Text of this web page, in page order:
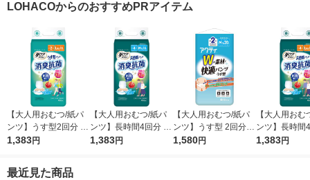
ク) 大容量 ユニ・チャージのお届け オリジ
ク×28枚入）エリエー
LOHACOからのおすすめPRアイテム
【大人用おむつ/紙パ
ンツ】うす型2回分 L-
LL 消臭抗菌 肌ケアア
1,383円
【大人用おむつ/紙パ
ンツ】長時間4回分 M-
L 消臭抗菌 肌ケアア
1,383円
【大人用おむつ/紙パ
ンツ】うす型 2回分 M
-L Wの素材で快適パ
1,580円
【大人用おむ
ンツ】長時間
LL 消臭抗菌
1,383円
最近見た商品